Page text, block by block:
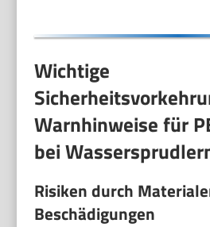
Wichtige
Warnhinweise für
bei
Risiken durch
Beschädigungen